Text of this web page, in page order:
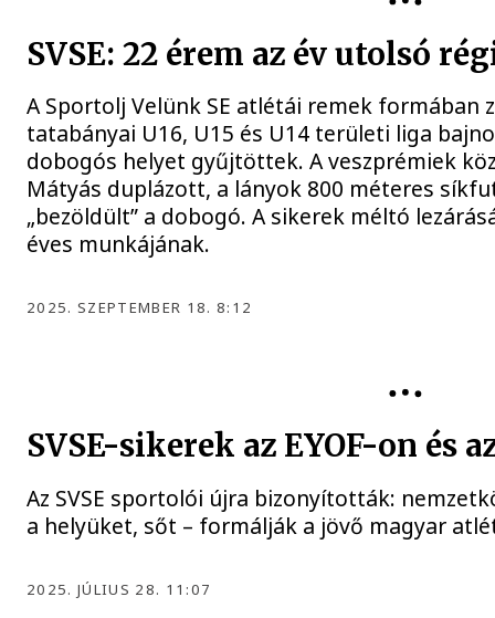
SVSE: 22 érem az év utolsó
A Sportolj Velünk SE atlétái remek formában
tatabányai U16, U15 és U14 területi liga
dobogós helyet gyűjtöttek. A veszprémiek
Mátyás duplázott, a lányok 800 méteres
„bezöldült” a dobogó. A sikerek méltó
éves munkájának.
2025. SZEPTEMBER 18. 8:12
SVSE-sikerek az EYOF-on és
Az SVSE sportolói újra bizonyították:
a helyüket, sőt – formálják a jövő magyar
2025. JÚLIUS 28. 11:07